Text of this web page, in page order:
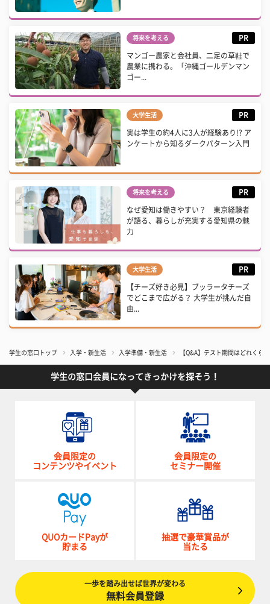
将来を考える PR
マンゴー農家と会社員、二足の草鞋で
農業に携わる。「沖縄ゴールデンマン
ゴー...
大学生活 PR
実は学生の約4人に3人が経験あり!? ア
ンケートから知るダークパターン入門
将来を考える PR
なぜ愛知は働きやすい？ 東京経験者
が語る、暮らしが充実する愛知県の魅
力
大学生活 PR
【チーズ好き必見】ブッラータチーズ
でどこまで広がる？ 大学生が挑んだ自
由...
学生の窓口トップ 入学・新生活 入学準備・新生活 【Q&A】テスト期間はどれくら
学生の窓口会員になってきっかけを探そう！
会員限定の
コンテンツやイベント
会員限定の
セミナー開催
QUOカードPayが
貯まる
抽選で豪華賞品が
当たる
一歩を踏み出せば世界が変わる
無料会員登録